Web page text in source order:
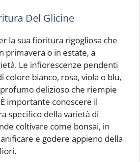
Del Glicine
la sua fioritura rigogliosa che
primavera o in estate, a
Le infiorescenze pendenti
colore bianco, rosa, viola o blu,
delizioso che riempie
importante conoscere il
specifico della varietà di
coltivare come bonsai, in
e godere appieno della